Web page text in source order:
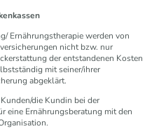
Ernährungstherapie werden von
nicht bzw. nur
der entstandenen Kosten
mit seiner/ihrer
abgeklärt.
die Kundin bei der
eine Ernährungsberatung mit den